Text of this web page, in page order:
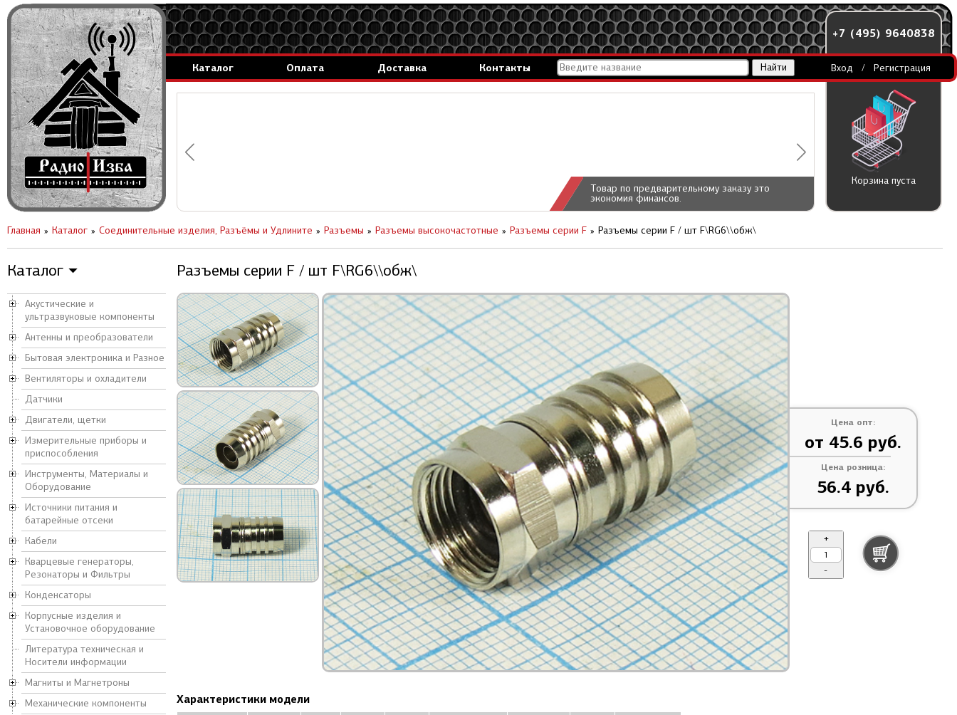
Каталог Оплата Доставка Контакты
генераторы.
за 1 день.
Товар по предварительному заказу это
экономия финансов.
+7 (495) 9640838
Вход / Регистрация
Корзина пуста
Каталог ▼
Акустические и
ультразвуковые компоненты
Антенны и преобразователи
Бытовая электроника и Разное
Вентиляторы и охладители
Датчики
Двигатели, щетки
Измерительные приборы и
приспособления
Инструменты, Материалы и
Оборудование
Источники питания и
батарейные отсеки
Кабели
Кварцевые генераторы,
Резонаторы и Фильтры
Конденсаторы
Корпусные изделия и
Установочное оборудование
Литература техническая и
Носители информации
Магниты и Магнетроны
Механические компоненты
Разъемы серии F / шт F\RG6\\обж\
Главная Каталог Соединительные изделия, Разъёмы и Удлините Разъемы Разъемы высокочастотные Разъемы серии F Разъемы серии F / шт F\RG6\\обж\
Цена опт:
от 45.6 руб.
Цена розница:
56.4 руб.
+
-
Характеристики модели